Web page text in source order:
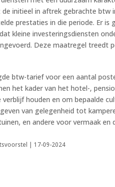
initieel in aftrek gebrachte
prestaties in die periode. Er
kleine investeringsdiensten
Deze maatregel treedt
btw-tarief voor een aantal
het kader van het hotel-,
houden en om bepaalde
van gelegenheid tot
en andere voor vermaak
| 17-09-2024